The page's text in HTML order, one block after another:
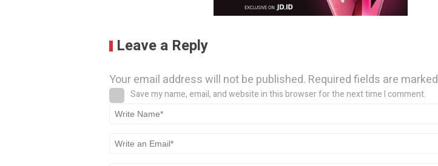
Leave a Reply
Your email address will not be published. Required fields are marked
Save my name, email, and website in this browser for the next time I comment.